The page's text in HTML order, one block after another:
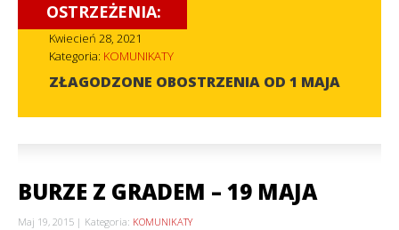
OSTRZEŻENIA:
Kwiecień 28, 2021
Kategoria: KOMUNIKATY
ZŁAGODZONE OBOSTRZENIA OD 1 MAJA
BURZE Z GRADEM – 19 MAJA
Maj 19, 2015 Kategoria: KOMUNIKATY